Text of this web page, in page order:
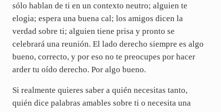
sólo hablan de ti en un contexto neutro; alguien te
elogia; espera una buena cal; los amigos dicen la
verdad sobre ti; alguien tiene prisa y pronto se
celebrará una reunión. El lado derecho siempre es algo
bueno, correcto, y por eso no te preocupes por hacer
arder tu oído derecho. Por algo bueno.
Si realmente quieres saber a quién necesitas tanto,
quién dice palabras amables sobre ti o necesita una